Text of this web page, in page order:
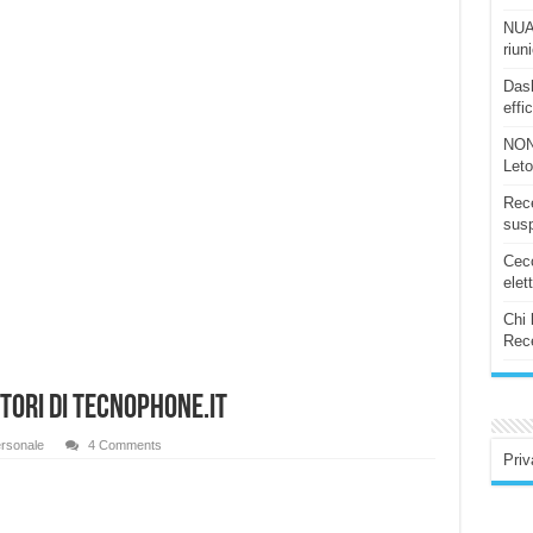
di Tecnophone.it
4 Comments
Chi